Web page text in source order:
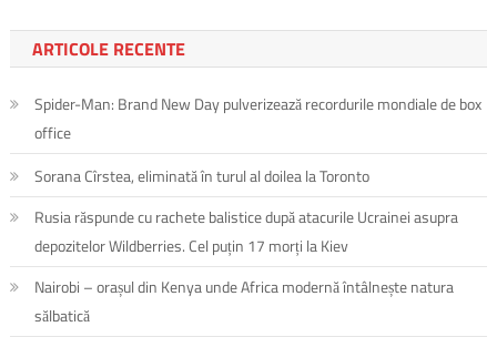
ARTICOLE RECENTE
Spider-Man: Brand New Day pulverizează recordurile mondiale de box
office
Sorana Cîrstea, eliminată în turul al doilea la Toronto
Rusia răspunde cu rachete balistice după atacurile Ucrainei asupra
depozitelor Wildberries. Cel puțin 17 morți la Kiev
Nairobi – orașul din Kenya unde Africa modernă întâlnește natura
sălbatică